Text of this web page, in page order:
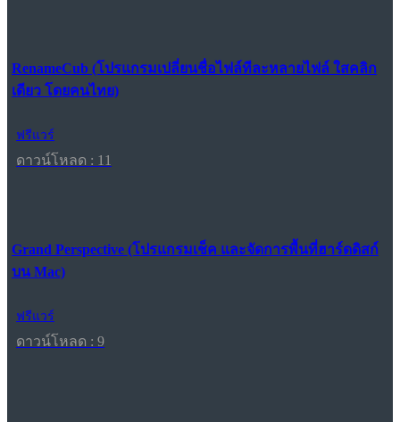
RenameCub (โปรแกรมเปลี่ยนชื่อไฟล์ทีละหลายไฟล์ ใสคลิก
เดียว โดยคนไทย)
ฟรีแวร์
ดาวน์โหลด : 11
Grand Perspective (โปรแกรมเช็ค และจัดการพื้นที่ฮาร์ดดิสก์
บน Mac)
ฟรีแวร์
ดาวน์โหลด : 9